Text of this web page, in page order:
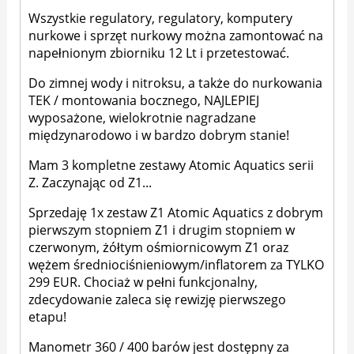
Wszystkie regulatory, regulatory, komputery
nurkowe i sprzęt nurkowy można zamontować na
napełnionym zbiorniku 12 Lt i przetestować.
Do zimnej wody i nitroksu, a także do nurkowania
TEK / montowania bocznego, NAJLEPIEJ
wyposażone, wielokrotnie nagradzane
międzynarodowo i w bardzo dobrym stanie!
Mam 3 kompletne zestawy Atomic Aquatics serii
Z. Zaczynając od Z1...
Sprzedaję 1x zestaw Z1 Atomic Aquatics z dobrym
pierwszym stopniem Z1 i drugim stopniem w
czerwonym, żółtym ośmiornicowym Z1 oraz
wężem średniociśnieniowym/inflatorem za TYLKO
299 EUR. Chociaż w pełni funkcjonalny,
zdecydowanie zaleca się rewizję pierwszego
etapu!
Manometr 360 / 400 barów jest dostępny za